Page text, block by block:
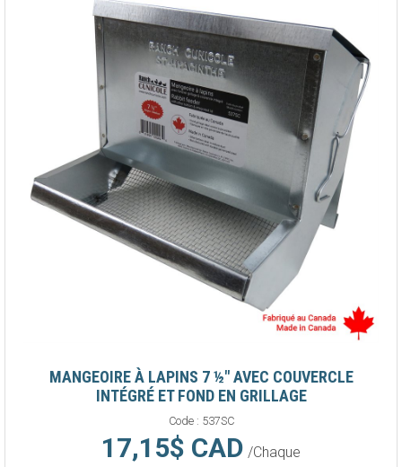
MANGEOIRE À LAPINS 7 ½" AVEC COUVERCLE
INTÉGRÉ ET FOND EN GRILLAGE
Code : 537SC
17,15$ CAD /Chaque